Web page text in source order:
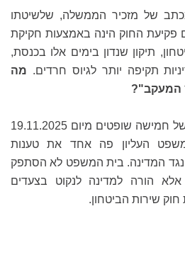
של מזכיר הממשלה, שלשיטתו
פקיעת החוק הינה באמצעות חקיקת
תיקון שנדון בימים אלו בכנסת,
תקיפה יותר לגיוס חרדים. מה
המעקב"?
בפסק דין בהרכב מורחב של חמישה שופטים מיום 19.11.2025
המשפט העליון פה אחד את טענות
נגד המדינה. בית המשפט לא הסתפק
אלא הורה למדינה לנקוט בצעדים
שירות הביטחון.